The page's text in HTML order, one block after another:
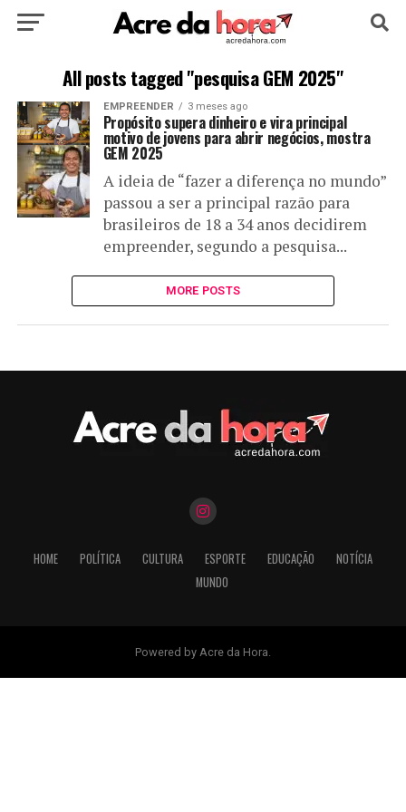
HOME POLÍTICA CULTURA ESPORTE
EDUCAÇÃO NOTÍCIA MUNDO
All posts tagged "pesquisa GEM 2025"
EMPREENDER 3 meses ago
Propósito supera dinheiro e vira principal
motivo de jovens para abrir negócios, mostra
GEM 2025
A ideia de “fazer a diferença no mundo”
passou a ser a principal razão para
brasileiros de 18 a 34 anos decidirem
empreender, segundo a pesquisa...
MORE POSTS
HOME POLÍTICA CULTURA ESPORTE EDUCAÇÃO
NOTÍCIA
MUNDO
Powered by Acre da Hora.